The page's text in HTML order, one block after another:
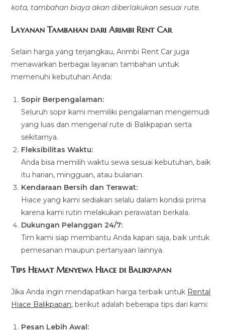
kota, tambahan biaya akan diberlakukan sesuai rute.
Layanan Tambahan dari Arimbi Rent Car
Selain harga yang terjangkau, Arimbi Rent Car juga
menawarkan berbagai layanan tambahan untuk
memenuhi kebutuhan Anda:
Sopir Berpengalaman:
Seluruh sopir kami memiliki pengalaman mengemudi
yang luas dan mengenal rute di Balikpapan serta
sekitarnya.
Fleksibilitas Waktu:
Anda bisa memilih waktu sewa sesuai kebutuhan, baik
itu harian, mingguan, atau bulanan.
Kendaraan Bersih dan Terawat:
Hiace yang kami sediakan selalu dalam kondisi prima
karena kami rutin melakukan perawatan berkala.
Dukungan Pelanggan 24/7:
Tim kami siap membantu Anda kapan saja, baik untuk
pemesanan maupun pertanyaan lainnya.
Tips Hemat Menyewa Hiace di Balikpapan
Jika Anda ingin mendapatkan harga terbaik untuk Rental
Hiace Balikpapan, berikut adalah beberapa tips dari kami:
Pesan Lebih Awal: